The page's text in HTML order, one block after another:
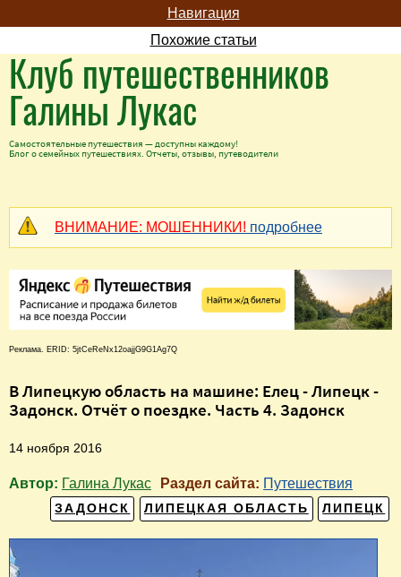
Навигация
Похожие статьи
Клуб путешественников
Галины Лукас
Самостоятельные путешествия — доступны каждому!
Блог о семейных путешествиях. Отчеты, отзывы, путеводители
ВНИМАНИЕ: МОШЕННИКИ! подробнее
Реклама. ERID: 5jtCeReNx12oajjG9G1Ag7Q
В Липецкую область на машине: Елец - Липецк -
Задонск. Отчёт о поездке. Часть 4. Задонск
14 ноября 2016
Автор: Галина Лукас Раздел сайта: Путешествия
ЛИПЕЦК
ЛИПЕЦКАЯ ОБЛАСТЬ
ЗАДОНСК